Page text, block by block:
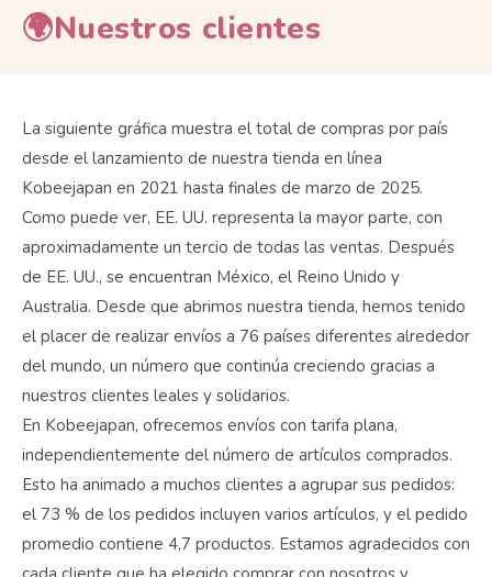
🌍Nuestros clientes
La siguiente gráfica muestra el total de compras por país
desde el lanzamiento de nuestra tienda en línea
Kobeejapan en 2021 hasta finales de marzo de 2025.
Como puede ver, EE. UU. representa la mayor parte, con
aproximadamente un tercio de todas las ventas. Después
de EE. UU., se encuentran México, el Reino Unido y
Australia. Desde que abrimos nuestra tienda, hemos tenido
el placer de realizar envíos a 76 países diferentes alrededor
del mundo, un número que continúa creciendo gracias a
nuestros clientes leales y solidarios.
En Kobeejapan, ofrecemos envíos con tarifa plana,
independientemente del número de artículos comprados.
Esto ha animado a muchos clientes a agrupar sus pedidos:
el 73 % de los pedidos incluyen varios artículos, y el pedido
promedio contiene 4,7 productos. Estamos agradecidos con